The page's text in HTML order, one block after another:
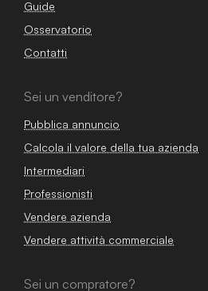
Guide
Osservatorio
Contatti
Sei un venditore?
Pubblica annuncio
Calcola il valore della tua azienda
Intermediari
Professionisti
Vendere azienda
Vendere attività commerciale
Sei un compratore?